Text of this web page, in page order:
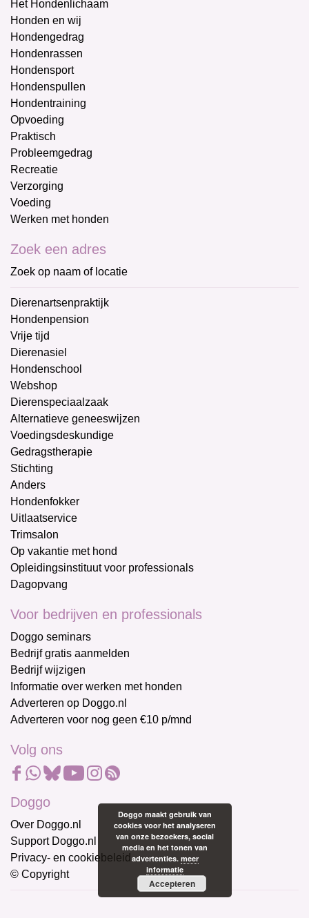
Het Hondenlichaam
Honden en wij
Hondengedrag
Hondenrassen
Hondensport
Hondenspullen
Hondentraining
Opvoeding
Praktisch
Probleemgedrag
Recreatie
Verzorging
Voeding
Werken met honden
Zoek een adres
Zoek op naam of locatie
Dierenartsenpraktijk
Hondenpension
Vrije tijd
Dierenasiel
Hondenschool
Webshop
Dierenspeciaalzaak
Alternatieve geneeswijzen
Voedingsdeskundige
Gedragstherapie
Stichting
Anders
Hondenfokker
Uitlaatservice
Trimsalon
Op vakantie met hond
Opleidingsinstituut voor professionals
Dagopvang
Voor bedrijven en professionals
Doggo seminars
Bedrijf gratis aanmelden
Bedrijf wijzigen
Informatie over werken met honden
Adverteren op Doggo.nl
Adverteren voor nog geen €10 p/mnd
Volg ons
Doggo
Over Doggo.nl
Support Doggo.nl
Privacy- en cookiebeleid
© Copyright
Doggo maakt gebruik van
cookies voor het analyseren
van onze bezoekers, social
media en het tonen van
advertenties. meer
informatie
Accepteren